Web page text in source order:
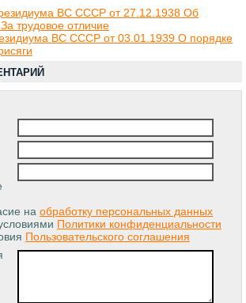
ВС СССР от 27.12.1938 Об
трудовое отличие
ВС СССР от 03.01.1939 О порядке
на обработку персональных данных
Политики конфиденциальности
Пользовательского соглашения